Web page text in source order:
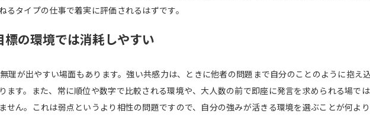
るタイプの仕事で着実に評価されるはずです。
標の環境では消耗しやすい
理が出やすい場面もあります。強い共感力は、ときに他者の問題まで自分のことのように抱え
ます。また、常に順位や数字で比較される環境や、大人数の前で即座に発言を求められる場で
せん。これは弱点というより相性の問題ですので、自分の強みが活きる環境を選ぶことが何より